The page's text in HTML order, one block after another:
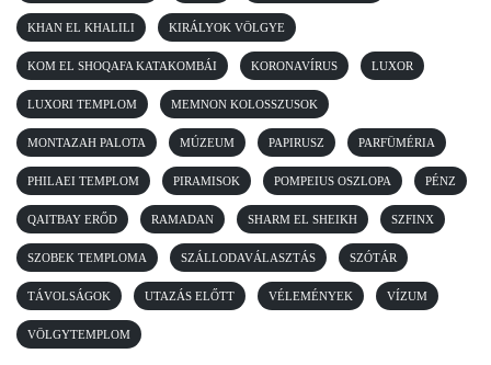
KHAN EL KHALILI KIRÁLYOK VÖLGYE
KOM EL SHOQAFA KATAKOMBÁI KORONAVÍRUS LUXOR
LUXORI TEMPLOM MEMNON KOLOSSZUSOK
MONTAZAH PALOTA MÚZEUM PAPIRUSZ PARFÜMÉRIA
PHILAEI TEMPLOM PIRAMISOK POMPEIUS OSZLOPA PÉNZ
QAITBAY ERŐD RAMADAN SHARM EL SHEIKH SZFINX
SZOBEK TEMPLOMA SZÁLLODAVÁLASZTÁS SZÓTÁR
TÁVOLSÁGOK UTAZÁS ELŐTT VÉLEMÉNYEK VÍZUM
VÖLGYTEMPLOM